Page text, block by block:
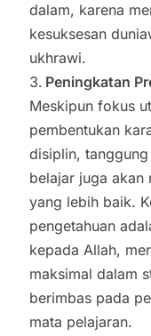
dalam, karena
kesuksesan
ukhrawi.
Peningkatan
Meskipun fokus
pembentukan
disiplin,
belajar juga akan
yang lebih baik.
pengetahuan
kepada Allah,
maksimal dalam
berimbas pada
mata pelajaran.